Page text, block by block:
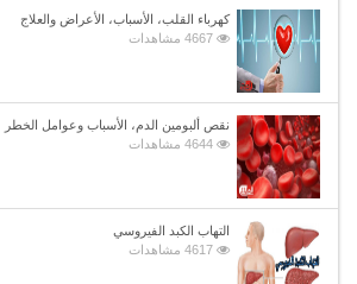
كهرباء القلب، الأسباب، الأعراض والعلاج
4667 مشاهدات
نقص ألبومين الدم، الأسباب وعوامل الخطر
4644 مشاهدات
التهاب الكبد الفيروسي
4617 مشاهدات